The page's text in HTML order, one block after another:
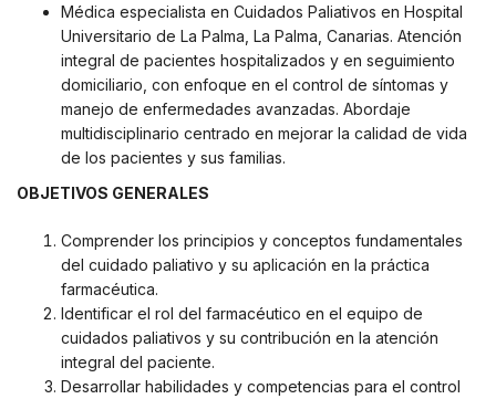
Médica especialista en Cuidados Paliativos en Hospital
Universitario de La Palma, La Palma, Canarias. Atención
integral de pacientes hospitalizados y en seguimiento
domiciliario, con enfoque en el control de síntomas y
manejo de enfermedades avanzadas. Abordaje
multidisciplinario centrado en mejorar la calidad de vida
de los pacientes y sus familias.
OBJETIVOS GENERALES
Comprender los principios y conceptos fundamentales
del cuidado paliativo y su aplicación en la práctica
farmacéutica.
Identificar el rol del farmacéutico en el equipo de
cuidados paliativos y su contribución en la atención
integral del paciente.
Desarrollar habilidades y competencias para el control